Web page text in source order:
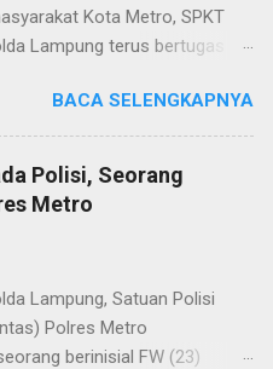
Kota Metro, SPKT
Lampung terus bertugas
pelayanan SKCK dan
sidik jari secara terpadu
Senin (06/01/2025) Dalam
prima kepolisian, SPKT
S.IK, M.IK mengatakan
akan terus berusaha
BACA SELENGKAPNYA
Polisi, Seorang
Metro
Lampung, Satuan Polisi
Polres Metro
berinisial FW (23)